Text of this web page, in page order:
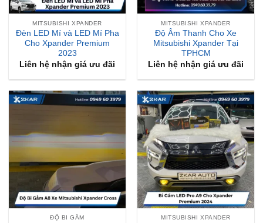
MITSUBISHI XPANDER
Đèn LED Mí và LED Mí Pha
Cho Xpander Premium
2023
Liên hệ nhận giá ưu đãi
MITSUBISHI XPANDER
Độ Âm Thanh Cho Xe
Mitsubishi Xpander Tại
TPHCM
Liên hệ nhận giá ưu đãi
ĐỘ BI GẦM MITSUBISHI XPANDER